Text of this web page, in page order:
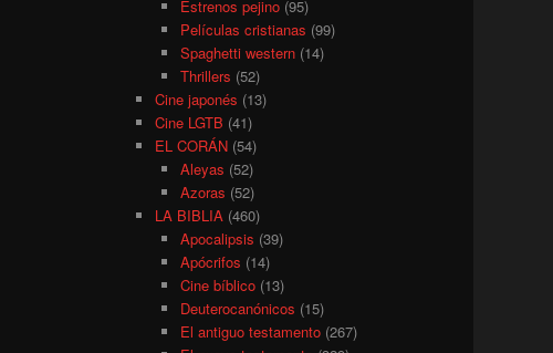
Estrenos pejino(95)
Películas cristianas (99)
Spaghetti western(14)
Thrillers (52)
Cine japonés (13)
Cine LGTB (41)
EL CORÁN (54)
Aleyas (52)
Azoras (52)
LA BIBLIA (460)
Apocalipsis (39)
Apócrifos (14)
Cine bíblico(13)
Deuterocanónicos (15)
El antiguo testamento(267)